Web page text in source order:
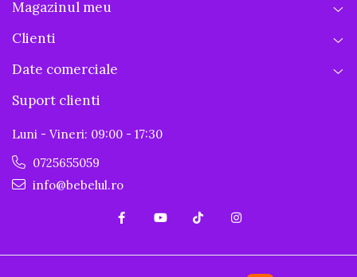
Magazinul meu
Clienti
Date comerciale
Suport clienti
Luni - Vineri: 09:00 - 17:30
0725655059
info@bebelul.ro